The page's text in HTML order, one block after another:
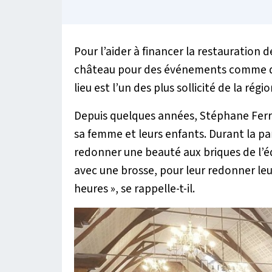
Pour l’aider à financer la restauration
château pour des événements comme
lieu est l’un des plus sollicité de la
Depuis quelques années, Stéphane
sa femme et leurs enfants. Durant la
redonner une beauté aux briques de
avec une brosse, pour leur redonner
heures», se rappelle-t-il.